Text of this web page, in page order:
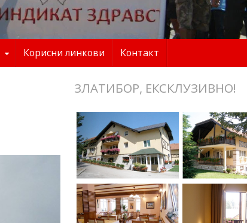
Корисни линкови Контакт
ЗЛАТИБОР, ЕКСКЛУЗИВНО!